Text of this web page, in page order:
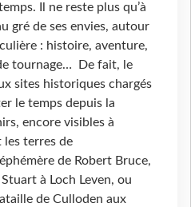
Il ne reste plus qu’à
gré de ses envies, autour
: histoire, aventure,
tournage… De fait, le
sites historiques chargés
le temps depuis la
encore visibles à
les terres de
de Robert Bruce,
à Loch Leven, ou
de Culloden aux